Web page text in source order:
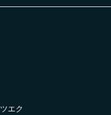
エク